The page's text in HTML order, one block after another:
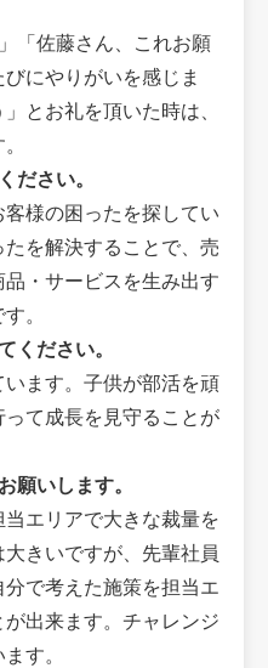
「佐藤さん、これお願
にやりがいを感じま
とお礼を頂いた時は、
ださい。
様の困ったを探してい
を解決することで、売
品・サービスを生み出す
。
ください。
ます。子供が部活を頑
て成長を見守ることが
願いします。
エリアで大きな裁量を
きいですが、先輩社員
で考えた施策を担当エ
出来ます。チャレンジ
す。